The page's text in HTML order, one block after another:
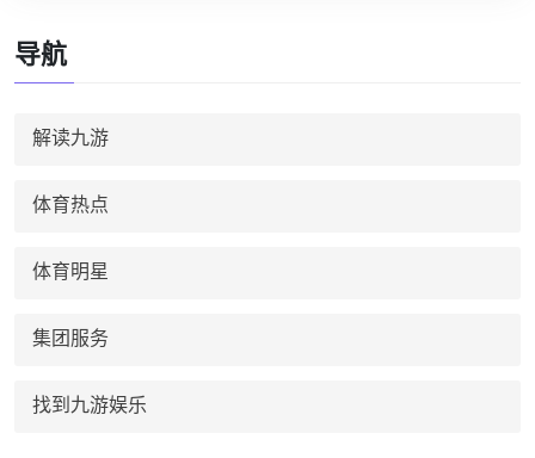
导航
解读九游
体育热点
体育明星
集团服务
找到九游娱乐